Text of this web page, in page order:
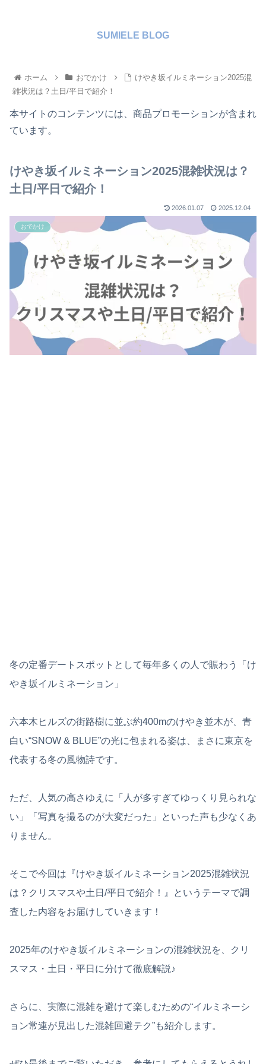
SUMIELE BLOG
ホーム おでかけ
けやき坂イルミネーション2025混
雑状況は？土日/平日で紹介！
本サイトのコンテンツには、商品プロモーションが含まれ
ています。
けやき坂イルミネーション2025混雑状況は？
土日/平日で紹介！
2026.01.07 2025.12.04
おでかけ
冬の定番デートスポットとして毎年多くの人で賑わう「け
やき坂イルミネーション」
六本木ヒルズの街路樹に並ぶ約400mのけやき並木が、青
白い“SNOW & BLUE”の光に包まれる姿は、まさに東京を
代表する冬の風物詩です。
ただ、人気の高さゆえに「人が多すぎてゆっくり見られな
い」「写真を撮るのが大変だった」といった声も少なくあ
りません。
そこで今回は『けやき坂イルミネーション2025混雑状況
は？クリスマスや土日/平日で紹介！』というテーマで調
査した内容をお届けしていきます！
2025年のけやき坂イルミネーションの混雑状況を、クリ
スマス・土日・平日に分けて徹底解説♪
さらに、実際に混雑を避けて楽しむための“イルミネーシ
ョン常連が見出した混雑回避テク”も紹介します。